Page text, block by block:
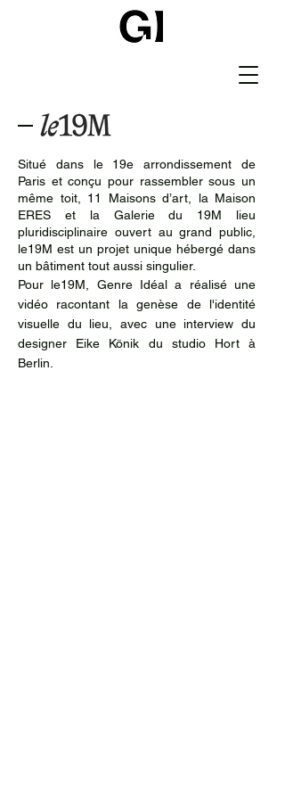
Situé dans le 19e arrondissement de
Paris et conçu pour rassembler sous un
même toit, 11 Maisons d’art, la Maison
ERES et la Galerie du 19M lieu
pluridisciplinaire ouvert au grand public,
le19M est un projet unique hébergé dans
un bâtiment tout aussi singulier.
Pour le19M, Genre Idéal a réalisé une
vidéo racontant la genèse de l'identité
visuelle du lieu, avec une interview du
designer Eike Könik du studio Hort à
Berlin.
—